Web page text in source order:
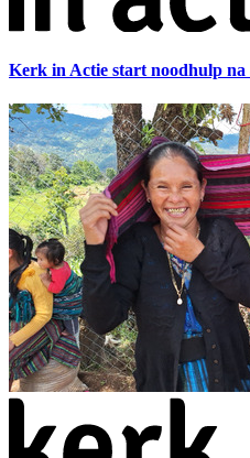
Kerk in Actie start noodhulp na